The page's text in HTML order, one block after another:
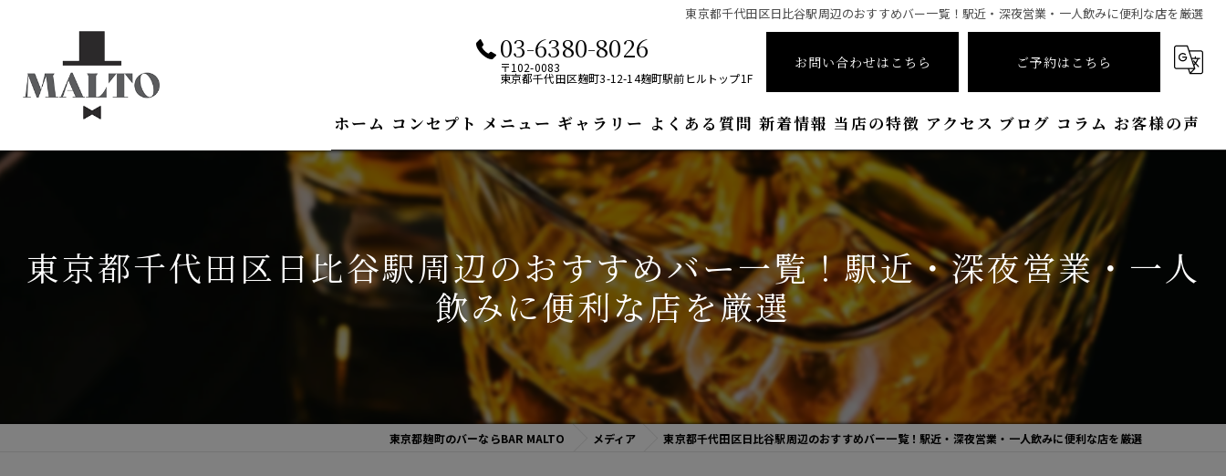
東京都千代田区日比谷駅周辺のおすすめバー一覧！駅近・深夜営業・一人飲みに便利な店を厳選
03-6380-8026
〒102-0083
東京都千代田区麹町3-12-14麹町駅前ヒルトップ1F
お問い合わせはこちら ご予約はこちら
ホーム コンセプト メニュー ギャラリー よくある質問 新着情報 当店の特徴
シガー
ワイン
接待
喫煙
アクセス ブログ コラム お客様の声
東京都千代田区日比谷駅周辺のおすすめバー一覧！駅近・深夜営業・一人
飲みに便利な店を厳選
東京都麹町のバーならBAR MALTO メディア 東京都千代田区日比谷駅周辺のおすすめバー一覧！駅近・深夜営業・一人飲みに便利な店を厳選